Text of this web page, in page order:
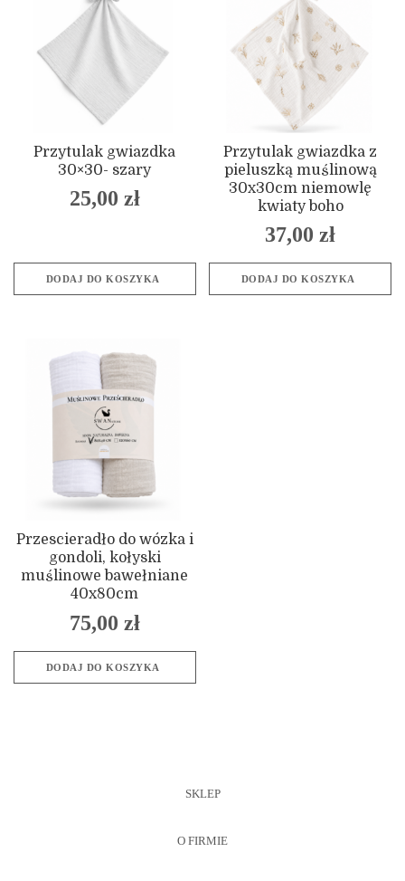
Przytulak gwiazdka
30×30- szary
25,00 zł
DODAJ DO KOSZYKA
Przytulak gwiazdka z
pieluszką muślinową
30x30cm niemowlę
kwiaty boho
37,00zł
DODAJ DO KOSZYKA
Przescieradło do wózka i
gondoli, kołyski
muślinowe bawełniane
40x80cm
75,00 zł
DODAJ DO KOSZYKA
SKLEP
O FIRMIE